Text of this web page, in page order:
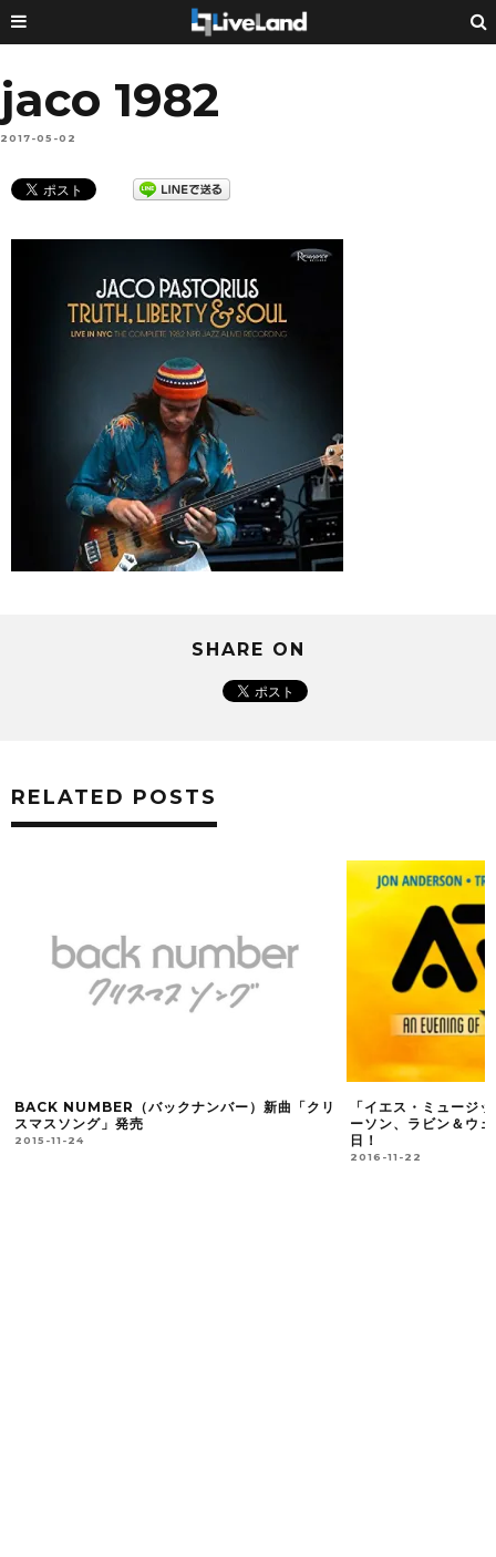
jaco 1982
2017-05-02
SHARE ON
RELATED POSTS
BACK NUMBER（バックナンバー）新曲「クリ
スマスソング」発売
2015-11-24
「イエス・ミュージ
ーソン、ラビン＆ウ
日！
2016-11-22